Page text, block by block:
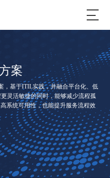
案
，基于ITIL实践，并融合平台化、低
灵活敏捷的同时，能够减少流程孤
系统可用性，也能提升服务流程效